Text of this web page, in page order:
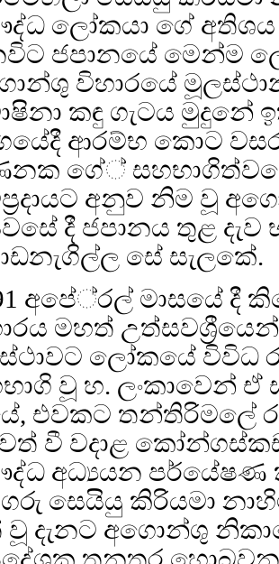
ලෝකයා ගේ
ජපානයේ මෙන්ම
විහාරයේ
කඳු ගැටය මුදුනේ
ආරම්භ කොට
ගේ්
අනුව නිම වූ
දී ජපානය තුළ
සේ සැලකේ.
අපේ‍්‍රල් මාසයේ දී
මහත්
ලෝකයේ විවිධ
වූ හ. ලංකාවෙන් ඒ
එවකට තන්තිරිමලේ
වී වදාළ
අධ්‍යයන පර්යේෂණ
සෙයියු කිරියමා
වූ දැනට අගොන්ශු
තනතුර